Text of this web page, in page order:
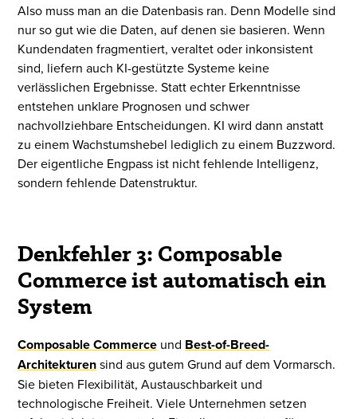
Also muss man an die Datenbasis ran. Denn Modelle sind
nur so gut wie die Daten, auf denen sie basieren. Wenn
Kundendaten fragmentiert, veraltet oder inkonsistent
sind, liefern auch KI-gestützte Systeme keine
verlässlichen Ergebnisse. Statt echter Erkenntnisse
entstehen unklare Prognosen und schwer
nachvollziehbare Entscheidungen. KI wird dann anstatt
zu einem Wachstumshebel lediglich zu einem Buzzword.
Der eigentliche Engpass ist nicht fehlende Intelligenz,
sondern fehlende Datenstruktur.
Denkfehler 3: Composable
Commerce ist automatisch ein
System
Composable Commerce und Best-of-Breed-
Architekturensind aus gutem Grund auf dem Vormarsch.
Sie bieten Flexibilität, Austauschbarkeit und
technologische Freiheit. Viele Unternehmen setzen